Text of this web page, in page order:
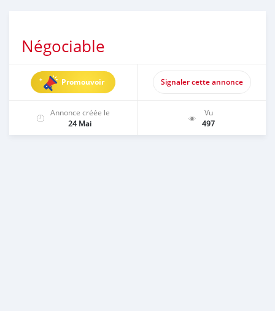
Négociable
Promouvoir Signaler cette annonce
Annonce créée le
24 Mai
Vu
497